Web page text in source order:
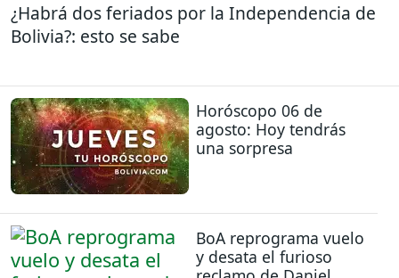
¿Habrá dos feriados por la Independencia de
Bolivia?: esto se sabe
Horóscopo 06 de
agosto: Hoy tendrás
una sorpresa
BoA reprograma vuelo
y desata el furioso